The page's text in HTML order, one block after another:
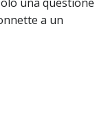
a un